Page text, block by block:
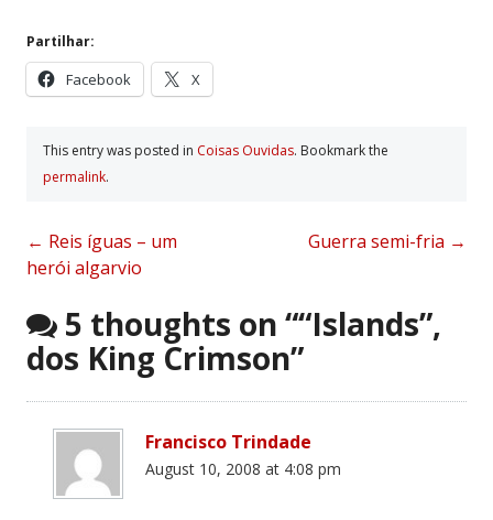
Partilhar:
Facebook X
This entry was posted in Coisas Ouvidas. Bookmark the
permalink.
Post
navigation
← Reis íguas – um
herói algarvio
Guerra semi-fria →
5 thoughts on ““Islands”,
dos King Crimson”
Francisco Trindade
August 10, 2008 at 4:08 pm